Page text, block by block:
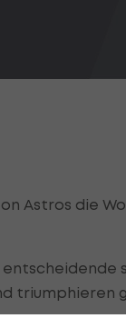
Astros die
entscheidende
triumphieren